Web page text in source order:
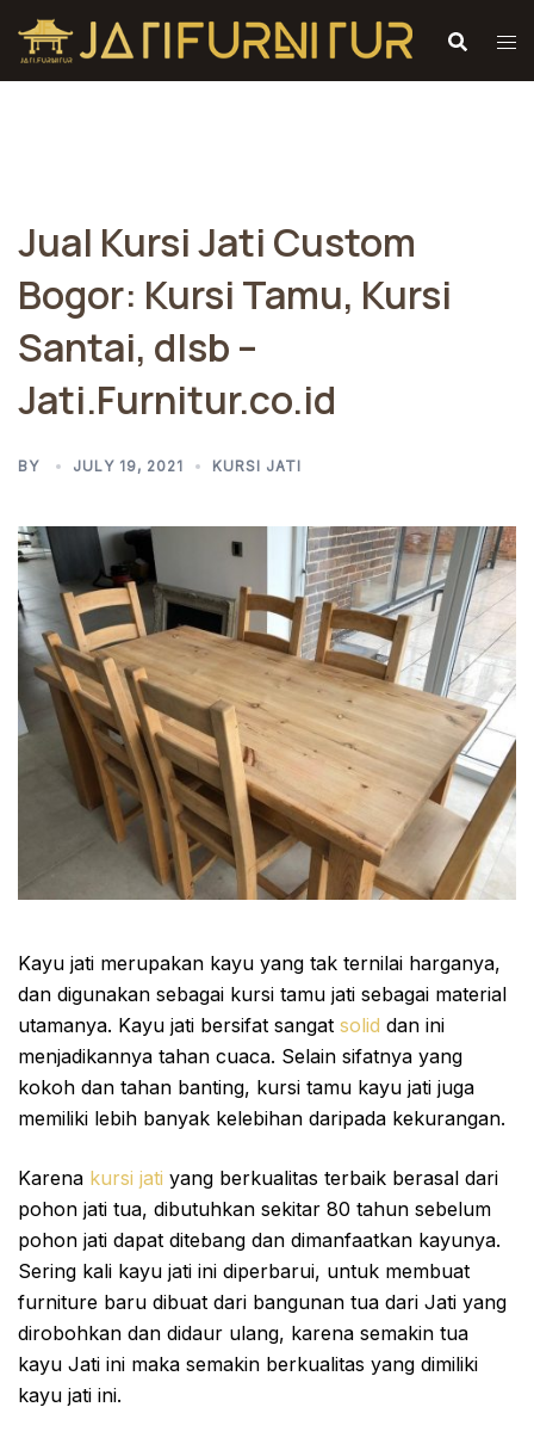
Skip
content
Jual Kursi Jati Custom
Bogor: Kursi Tamu, Kursi
Santai, dlsb –
Jati.Furnitur.co.id
BY JULY 19, 2021 KURSI JATI
Kayu jati merupakan kayu yang tak ternilai harganya,
dan digunakan sebagai kursi tamu jati sebagai material
utamanya. Kayu jati bersifat sangat solid dan ini
menjadikannya tahan cuaca. Selain sifatnya yang
kokoh dan tahan banting, kursi tamu kayu jati juga
memiliki lebih banyak kelebihan daripada kekurangan.
Karena kursi jati yang berkualitas terbaik berasal dari
pohon jati tua, dibutuhkan sekitar 80 tahun sebelum
pohon jati dapat ditebang dan dimanfaatkan kayunya.
Sering kali kayu jati ini diperbarui, untuk membuat
furniture baru dibuat dari bangunan tua dari Jati yang
dirobohkan dan didaur ulang, karena semakin tua
kayu Jati ini maka semakin berkualitas yang dimiliki
kayu jati ini.